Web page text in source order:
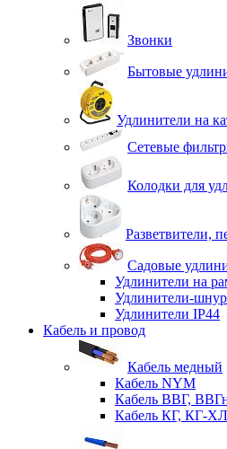
Звонки
Бытовые
Удлинители на
Сетевые
Колодки для
Разветвители,
Садовые
Удлинители на
Удлинители-
Удлинители IP44
Кабель и провод
Кабель медный
Кабель NYM
Кабель ВВГ,
Кабель КГ, КГ-ХЛ